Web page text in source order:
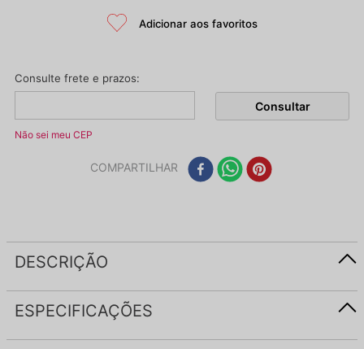
Não sei meu CEP
COMPARTILHAR
DESCRIÇÃO
ESPECIFICAÇÕES